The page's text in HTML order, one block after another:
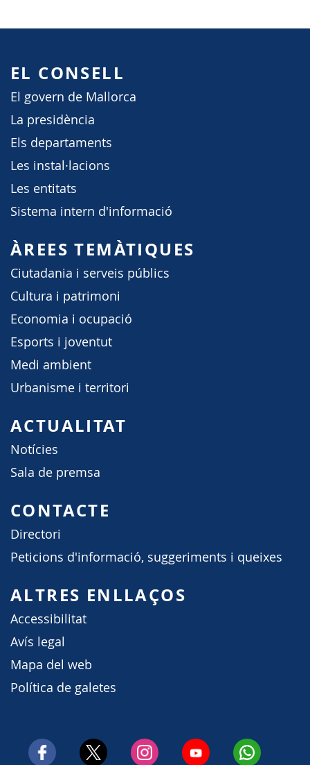
EL CONSELL
El govern de Mallorca
La presidència
Els departaments
Les instal·lacions
Les entitats
Sistema intern d'informació
ÀREES TEMÀTIQUES
Ciutadania i serveis públics
Cultura i patrimoni
Economia i ocupació
Esports i joventut
Medi ambient
Urbanisme i territori
ACTUALITAT
Notícies
Sala de premsa
CONTACTE
Directori
Peticions d'informació, suggeriments i queixes
ALTRES ENLLAÇOS
Accessibilitat
Avís legal
Mapa del web
Política de galetes